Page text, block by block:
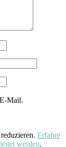
Mail.
Erfahre
werden.